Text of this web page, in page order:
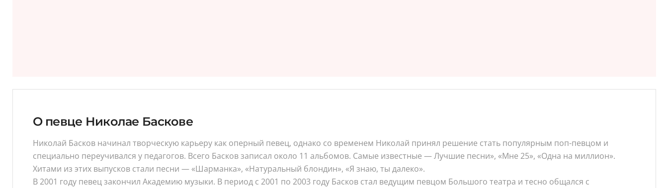
О певце Николае Баскове
Николай Басков начинал творческую карьеру как оперный певец, однако со временем Николай принял решение стать популярным поп-певцом и
специально переучивался у педагогов. Всего Басков записал около 11 альбомов. Самые известные — Лучшие песни», «Мне 25», «Одна на миллион».
Хитами из этих выпусков стали песни — «Шарманка», «Натуральный блондин», «Я знаю, ты далеко».
В 2001 году певец закончил Академию музыки. В период с 2001 по 2003 году Басков стал ведущим певцом Большого театра и тесно общался с